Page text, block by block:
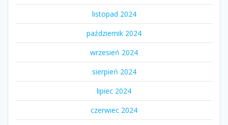
listopad 2024
październik 2024
wrzesień 2024
sierpień 2024
lipiec 2024
czerwiec 2024